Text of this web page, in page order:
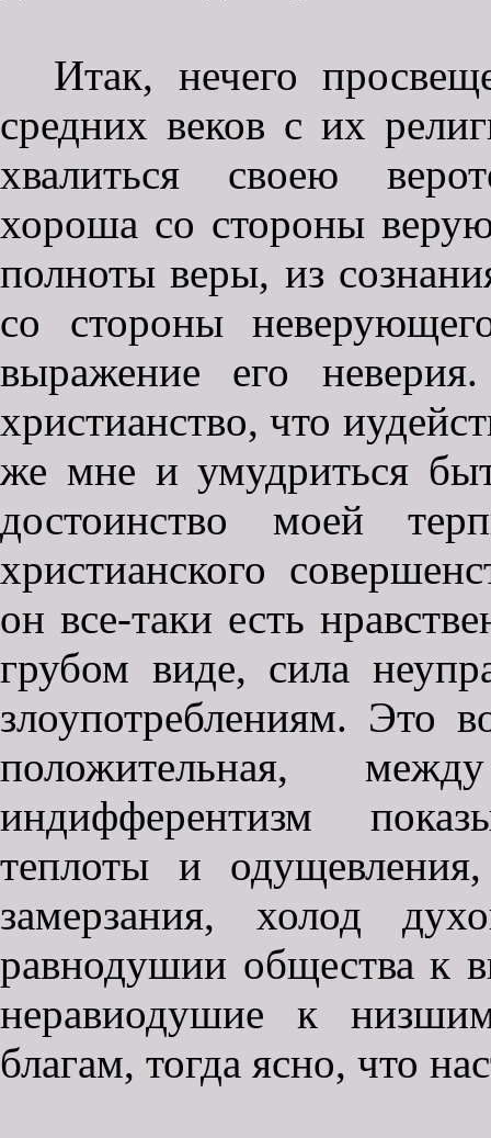
Итак, нечего
средних веков с их
хвалиться своею
хороша со стороны
полноты веры, из
со стороны
выражение его
христианство, что
же мне и умудриться
достоинство моей
христианского
он все-таки есть
грубом виде, сила
злоупотреблениям. Это
положительная,
индифферентизм
теплоты и
замерзания, холод
равнодушии общества к
неравиодушие к
благам, тогда ясно, что